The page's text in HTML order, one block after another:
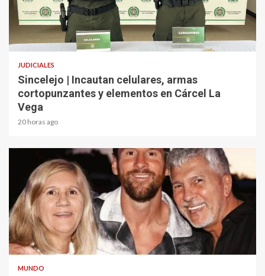
2 min read
JUDICIALES
Sincelejo | Incautan celulares, armas
cortopunzantes y elementos en Cárcel La
Vega
20 horas ago
2 min read
MUNDO